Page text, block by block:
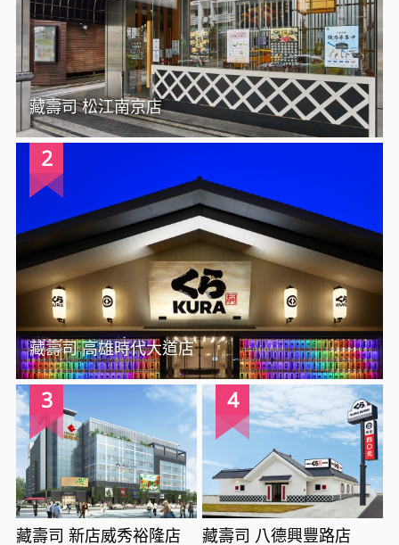
藏壽司 松江南京店
2
藏壽司 高雄時代大道店
3
藏壽司 新店威秀裕隆店
4
藏壽司 八德興豐路店